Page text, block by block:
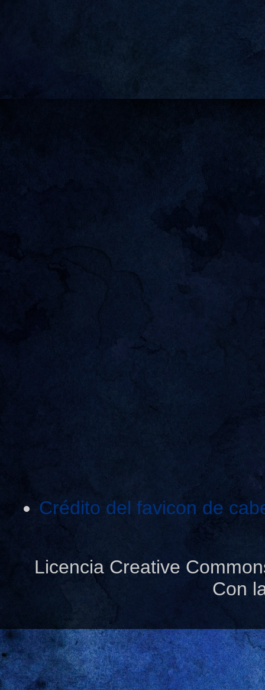
Crédito del favicon de
Licencia Creative
Con